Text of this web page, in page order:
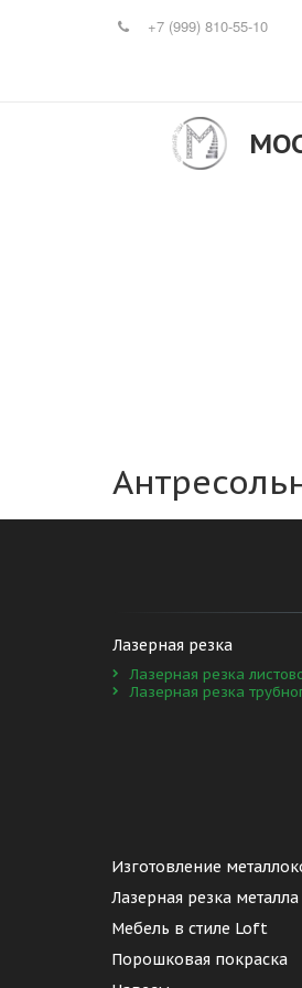
+7 (999) 810-55-10
Лазерная резка
Лазерная резка
Лазерная резка
Изготовление
Лазерная резка
Мебель в стиле Loft
Порошковая покраска